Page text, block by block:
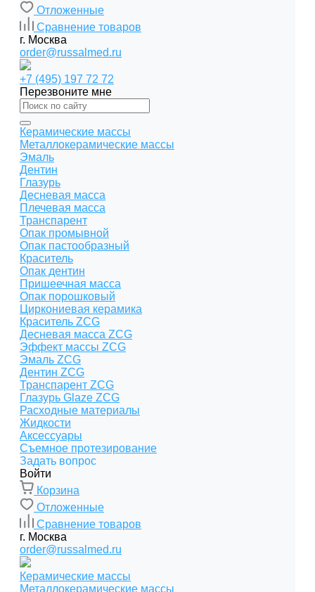
Отложенные
Сравнение товаров
г. Москва
order@russalmed.ru
+7 (495) 197 72 72
Перезвоните мне
Керамические массы
Металлокерамические массы
Эмаль
Дентин
Глазурь
Десневая масса
Плечевая масса
Транспарент
Опак промывной
Опак пастообразный
Краситель
Опак дентин
Пришеечная масса
Опак порошковый
Циркониевая керамика
Краситель ZCG
Десневая масса ZCG
Эффект массы ZCG
Эмаль ZCG
Дентин ZCG
Транспарент ZCG
Глазурь Glaze ZCG
Расходные материалы
Жидкости
Аксессуары
Съемное протезирование
Задать вопрос
Войти
Корзина
Отложенные
Сравнение товаров
г. Москва
order@russalmed.ru
Керамические массы
Металлокерамические массы